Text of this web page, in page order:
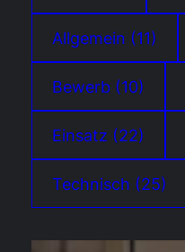
Allgemein (11)
Bewerb (10)
Einsatz (22)
Technisch (25)